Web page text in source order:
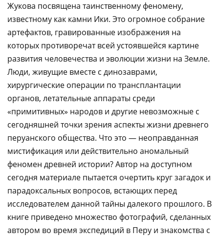
Жукова посвящена таинственному феномену,
известному как камни Ики. Это огромное собрание
артефактов, гравированные изображения на
которых противоречат всей устоявшейся картине
развития человечества и эволюции жизни на Земле.
Люди, живущие вместе с динозаврами,
хирургические операции по трансплантации
органов, летательные аппараты среди
«примитивных» народов и другие невозможные с
сегодняшней точки зрения аспекты жизни древнего
перуанского общества. Что это — неоправданная
мистификация или действительно аномальный
феномен древней истории? Автор на доступном
сегодня материале пытается очертить круг загадок и
парадоксальных вопросов, встающих перед
исследователем данной тайны далекого прошлого. В
книге приведено множество фотографий, сделанных
автором во время экспедиций в Перу и знакомства с